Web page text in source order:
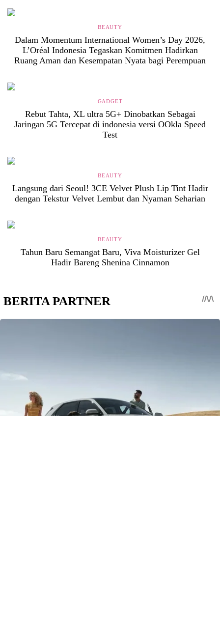
BEAUTY
Dalam Momentum International Women’s Day 2026,
L’Oréal Indonesia Tegaskan Komitmen Hadirkan
Ruang Aman dan Kesempatan Nyata bagi Perempuan
GADGET
Rebut Tahta, XL ultra 5G+ Dinobatkan Sebagai
Jaringan 5G Tercepat di indonesia versi OOkla Speed
Test
BEAUTY
Langsung dari Seoul! 3CE Velvet Plush Lip Tint Hadir
dengan Tekstur Velvet Lembut dan Nyaman Seharian
BEAUTY
Tahun Baru Semangat Baru, Viva Moisturizer Gel
Hadir Bareng Shenina Cinnamon